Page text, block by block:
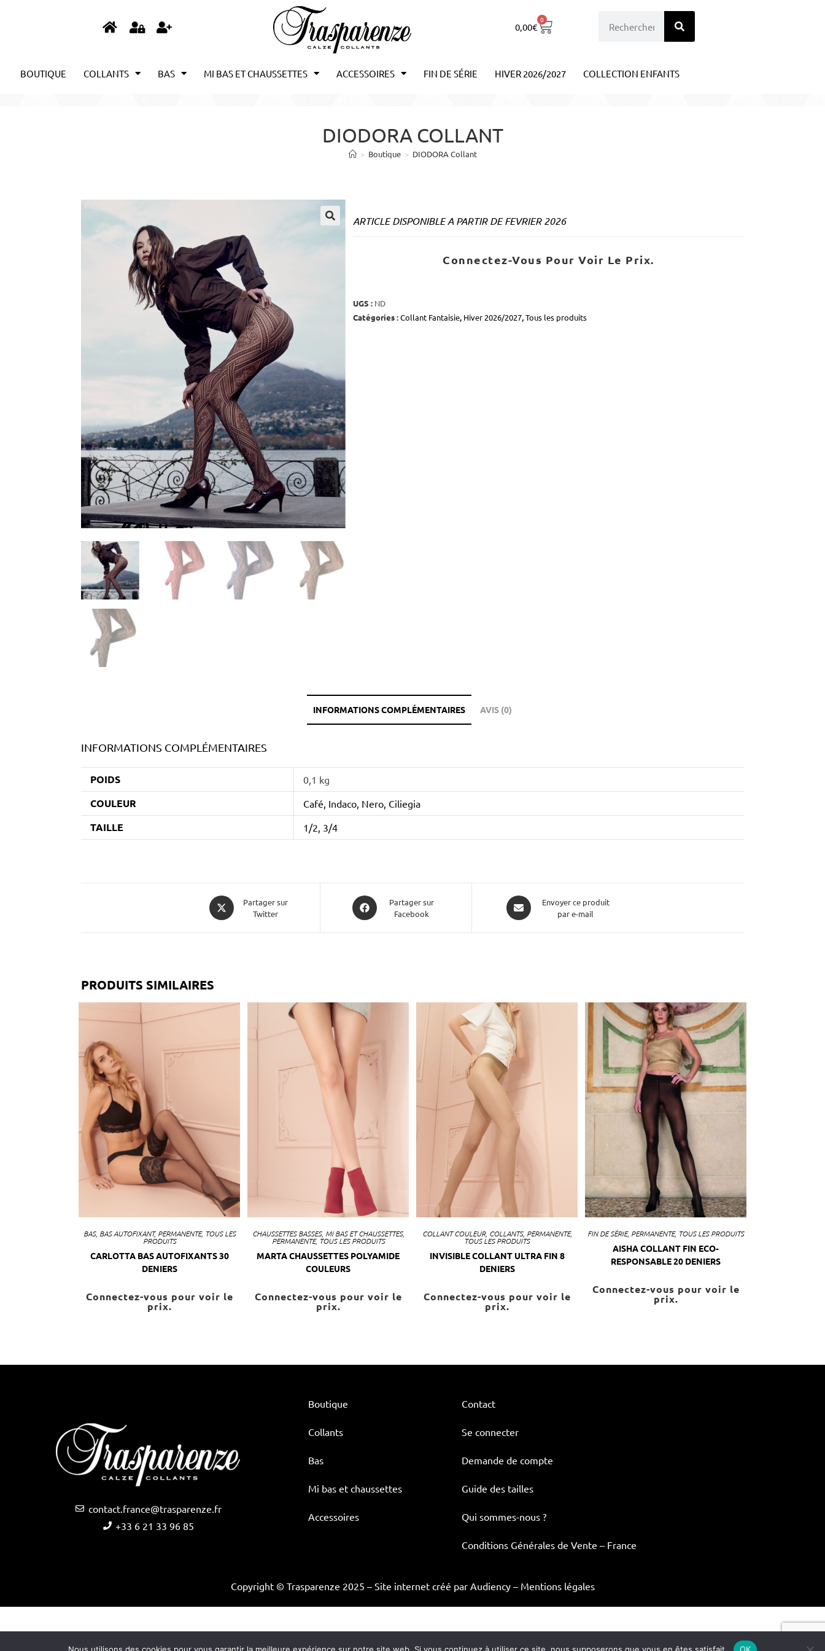
0,00€
0
BOUTIQUE COLLANTS BAS MI BAS ET CHAUSSETTES ACCESSOIRES FIN DE SÉRIE HIVER 2026/2027 COLLECTION ENFANTS
DIODORA COLLANT
> Boutique > DIODORA Collant
ARTICLE DISPONIBLE A PARTIR DE FEVRIER 2026
Connectez-Vous Pour Voir Le Prix.
UGS : ND
Catégories :Collant Fantaisie, Hiver 2026/2027,Tous les produits
INFORMATIONS COMPLÉMENTAIRES AVIS (0)
INFORMATIONS COMPLÉMENTAIRES
POIDS 0,1 kg
COULEUR Café, Indaco, Nero, Ciliegia
TAILLE 1/2, 3/4
Partager sur
Twitter
Partager sur
Facebook
Envoyer ce produit
par e-mail
PRODUITS SIMILAIRES
BAS, BAS AUTOFIXANT, PERMANENTE, TOUS LES
PRODUITS
CARLOTTA BAS AUTOFIXANTS 30
DENIERS
Connectez-vous pour voir le
prix.
CHAUSSETTES BASSES, MI BAS ET CHAUSSETTES,
PERMANENTE, TOUS LES PRODUITS
MARTA CHAUSSETTES POLYAMIDE
COULEURS
Connectez-vous pour voir le
prix.
COLLANT COULEUR, COLLANTS, PERMANENTE,
TOUS LES PRODUITS
INVISIBLE COLLANT ULTRA FIN 8
DENIERS
Connectez-vous pour voir le
prix.
FIN DE SÉRIE, PERMANENTE, TOUS LES PRODUITS
AISHA COLLANT FIN ECO-
RESPONSABLE 20 DENIERS
Connectez-vous pour voir le
prix.
contact.france@trasparenze.fr
+33 6 21 33 96 85
Boutique
Collants
Bas
Mi bas et chaussettes
Accessoires
Contact
Se connecter
Demande de compte
Guide des tailles
Qui sommes-nous ?
Conditions Générales de Vente – France
Copyright © Trasparenze 2025 – Site internet créé par Audiency– Mentions légales